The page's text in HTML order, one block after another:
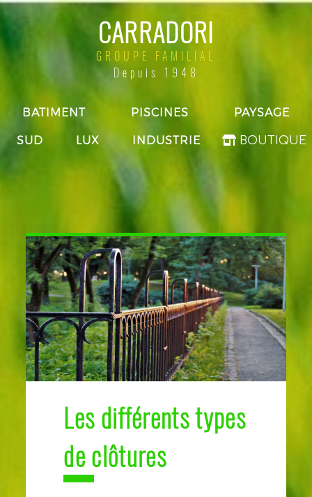
CARRADORI
GROUPE FAMILIAL
Depuis 1948
BATIMENT PISCINES PAYSAGE
SUD LUX INDUSTRIE BOUTIQUE
Les différents types
de clôtures